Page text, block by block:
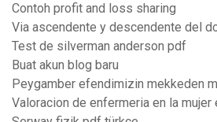
Contoh profit and loss sharing
Via ascendente y descendente del
Test de silverman anderson pdf
Buat akun blog baru
Peygamber efendimizin mekkeden
Valoracion de enfermeria en la mujer